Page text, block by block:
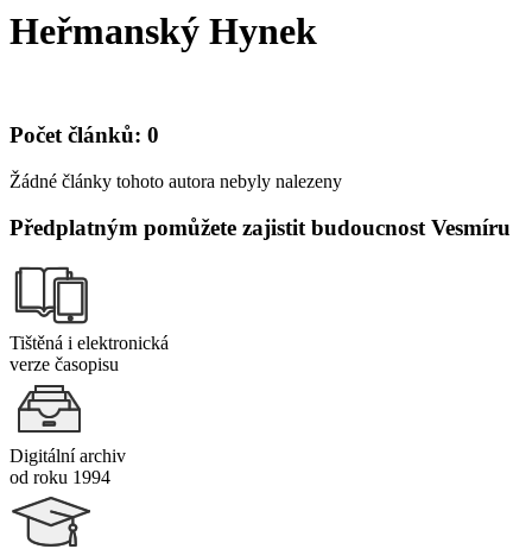
Heřmanský Hynek
Počet článků: 0
Žádné články tohoto autora nebyly nalezeny
Předplatným pomůžete zajistit budoucnost Vesmíru
Tištěná i elektronická
verze časopisu
Digitální archiv
od roku 1994